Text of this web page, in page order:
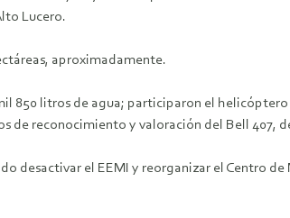
Lucero.
aproximadamente.
850 litros de agua; participaron el
de reconocimiento y valoración del Bell 407,
desactivar el EEMI y reorganizar el Centro